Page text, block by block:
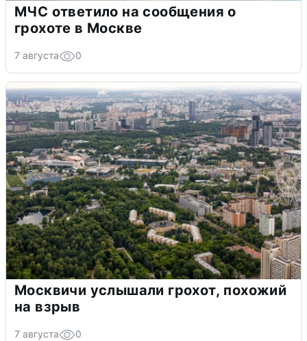
МЧС ответило на сообщения о
грохоте в Москве
7 августа 0
Москвичи услышали грохот, похожий
на взрыв
7 августа 0